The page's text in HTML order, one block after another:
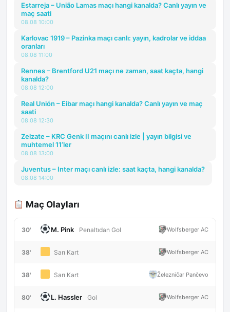
Estarreja – União Lamas maçı hangi kanalda? Canlı yayın ve
maç saati
08.08 10:00
Karlovac 1919 – Pazinka maçı canlı: yayın, kadrolar ve iddaa
oranları
08.08 11:00
Rennes – Brentford U21 maçı ne zaman, saat kaçta, hangi
kanalda?
08.08 12:00
Real Unión – Eibar maçı hangi kanalda? Canlı yayın ve maç
saati
08.08 12:30
Zelzate – KRC Genk II maçını canlı izle | yayın bilgisi ve
muhtemel 11’ler
08.08 13:00
Juventus – Inter maçı canlı izle: saat kaçta, hangi kanalda?
08.08 14:00
Maç Olayları
30' M. Pink Penaltıdan Gol Wolfsberger AC
38' Sarı Kart Wolfsberger AC
38' Sarı Kart Železničar Pančevo
80' L. Hassler Gol Wolfsberger AC